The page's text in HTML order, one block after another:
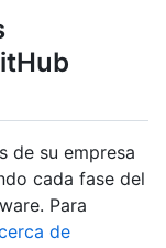
de su empresa
cada fase del
Para
de